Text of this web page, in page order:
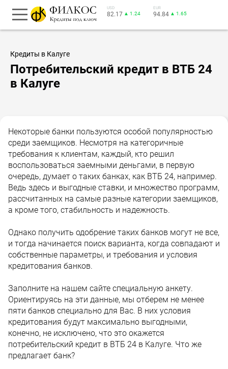
USD
82.17 ▲ 1.24
EUR
94.84 ▲ 1.65
Кредиты в Калуге
Потребительский кредит в ВТБ 24
в Калуге
Некоторые банки пользуются особой популярностью
среди заемщиков. Несмотря на категоричные
требования к клиентам, каждый, кто решил
воспользоваться заемными деньгами, в первую
очередь, думает о таких банках, как ВТБ 24, например.
Ведь здесь и выгодные ставки, и множество программ,
рассчитанных на самые разные категории заемщиков,
а кроме того, стабильность и надежность.
Однако получить одобрение таких банков могут не все,
и тогда начинается поиск варианта, когда совпадают и
собственные параметры, и требования и условия
кредитования банков.
Заполните на нашем сайте специальную анкету.
Ориентируясь на эти данные, мы отберем не менее
пяти банков специально для Вас. В них условия
кредитования будут максимально выгодными,
конечно, не исключено, что это окажется
потребительский кредит в ВТБ 24 в Калуге. Что же
предлагает банк?